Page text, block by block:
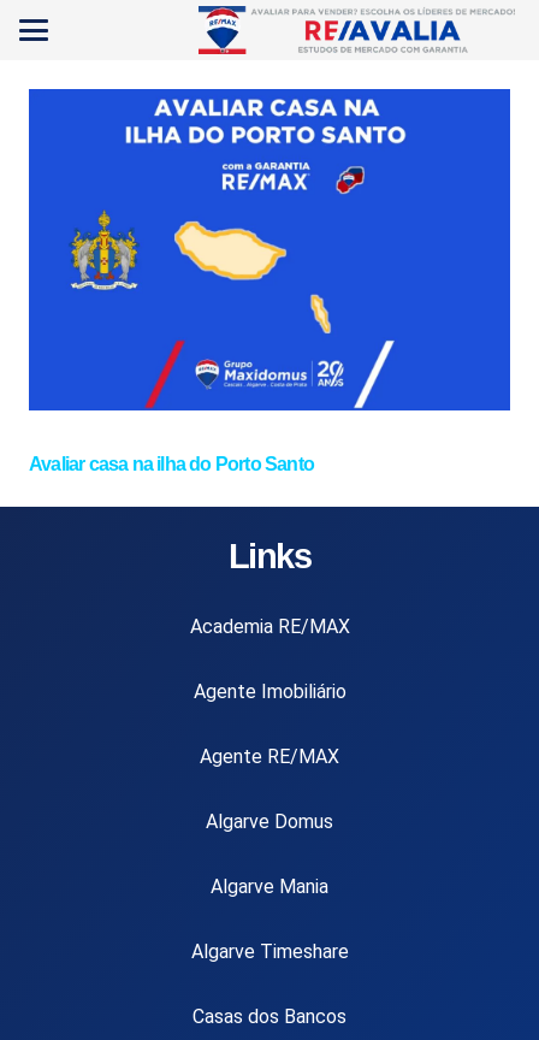
Avaliar casa na ilha do Porto Santo
Links
Academia RE/MAX
Agente Imobiliário
Agente RE/MAX
Algarve Domus
Algarve Mania
Algarve Timeshare
Casas dos Bancos